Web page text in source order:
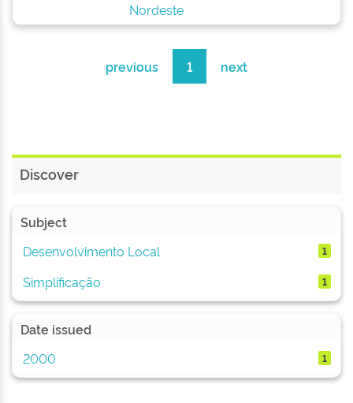
Nordeste
previous 1 next
Discover
Subject
Desenvolvimento Local
1
Simplificação 1
Date issued
2000
1